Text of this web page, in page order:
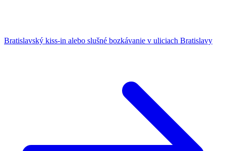
Bratislavský kiss-in alebo slušné bozkávanie v uliciach Bratislavy